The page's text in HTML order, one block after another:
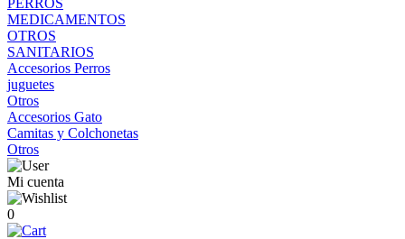
PERROS
MEDICAMENTOS
OTROS
SANITARIOS
Accesorios Perros
juguetes
Otros
Accesorios Gato
Camitas y Colchonetas
Otros
Mi cuenta
0